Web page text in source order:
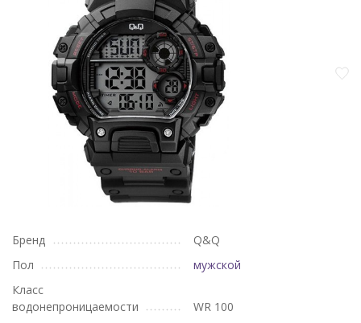
Бренд
Q&Q
Пол
мужской
Класс
водонепроницаемости
WR 100